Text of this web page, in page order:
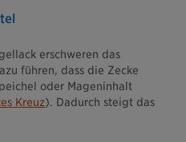
erschweren das
führen, dass die Zecke
oder Mageninhalt
Kreuz). Dadurch steigt das